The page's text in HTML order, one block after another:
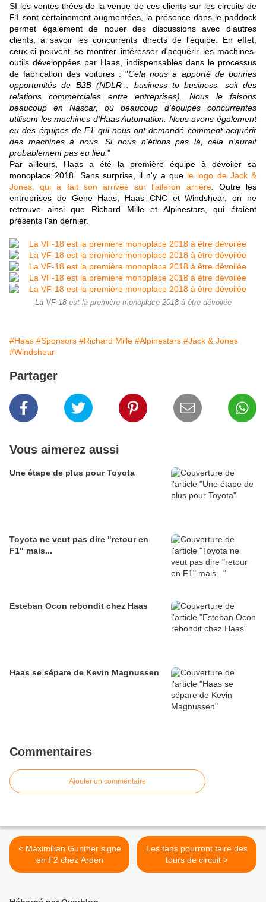
SI les ventes tirées de la venue de ces clients sur les circuits de
F1 sont certainement augmentées, la présence dans le paddock
permet également de nouer des discussions avec d'autres
clients, à savoir les concurrents directs de l'équipe. En effet,
ceux-ci peuvent se montrer intéresser d'acquérir les machines-
outils développées par Haas, indispensables dans le processus
de fabrication des voitures : "Cela nous a apporté de bonnes
opportunités de B2B (NDLR : business to business, soit des
relations commerciales entre entreprises). Nous le faisons
beaucoup en Nascar, où beaucoup d'équipes concurrentes
utilisent les machines d'Haas Automation. Nous avons également
eu des équipes de F1 qui nous ont demandé comment acquérir
des machines à nous. Si nous n'étions pas là, cela n'aurait
probablement pas eu lieu. "
Par ailleurs, Haas a été la première équipe à dévoiler sa
monoplace 2018. Sans surprise, il n'y a que le logo de Jack &
Jones, qui a fait son arrivée sur l'aileron arrière. Outre les
entreprises de Gene Haas, Haas CNC et Windshear, on ne
retrouve ainsi que Richard Mille et Alpinestars, qui étaient
présents l'an dernier.
La VF-18 est la première monoplace 2018 à être dévoilée
#Haas #Sponsors #Richard Mille #Alpinestars #Jack & Jones
#Windshear
Partager
Vous aimerez aussi
Une étape de plus pour Toyota
Toyota ne veut pas dire "retour en
F1" mais...
Esteban Ocon rebondit chez Haas
Haas se sépare de Kevin Magnussen
Commentaires
Ajouter un commentaire
< Maximilian Gunther signe
en F2 chez Arden
Les fans pourront faire des
tours de circuit >